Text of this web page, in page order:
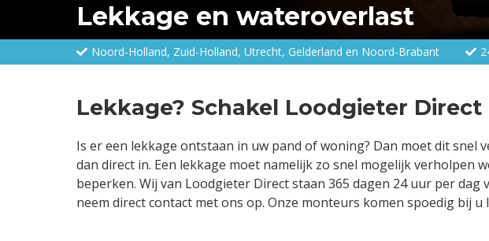
Lekkage en wateroverlast
Noord-Holland, Zuid-Holland, Utrecht, Gelderland en Noord-Brabant
Lekkage? Schakel Loodgieter Direct
Is er een lekkage ontstaan in uw pand of woning? Dan moet dit snel
dan direct in. Een lekkage moet namelijk zo snel mogelijk verholpen
beperken. Wij van Loodgieter Direct staan 365 dagen 24 uur per dag
neem direct contact met ons op. Onze monteurs komen spoedig bij u